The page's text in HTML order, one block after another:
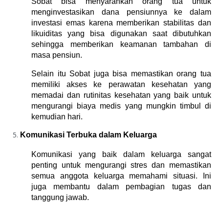
menginvestasikan dana pensiunnya ke dalam
investasi emas karena memberikan stabilitas dan
likuiditas yang bisa digunakan saat dibutuhkan
sehingga memberikan keamanan tambahan di
masa pensiun.
Selain itu Sobat juga bisa memastikan orang tua
memiliki akses ke perawatan kesehatan yang
memadai dan rutinitas kesehatan yang baik untuk
mengurangi biaya medis yang mungkin timbul di
kemudian hari.
Komunikasi Terbuka dalam Keluarga
Komunikasi yang baik dalam keluarga sangat
penting untuk mengurangi stres dan memastikan
semua anggota keluarga memahami situasi. Ini
juga membantu dalam pembagian tugas dan
tanggung jawab.